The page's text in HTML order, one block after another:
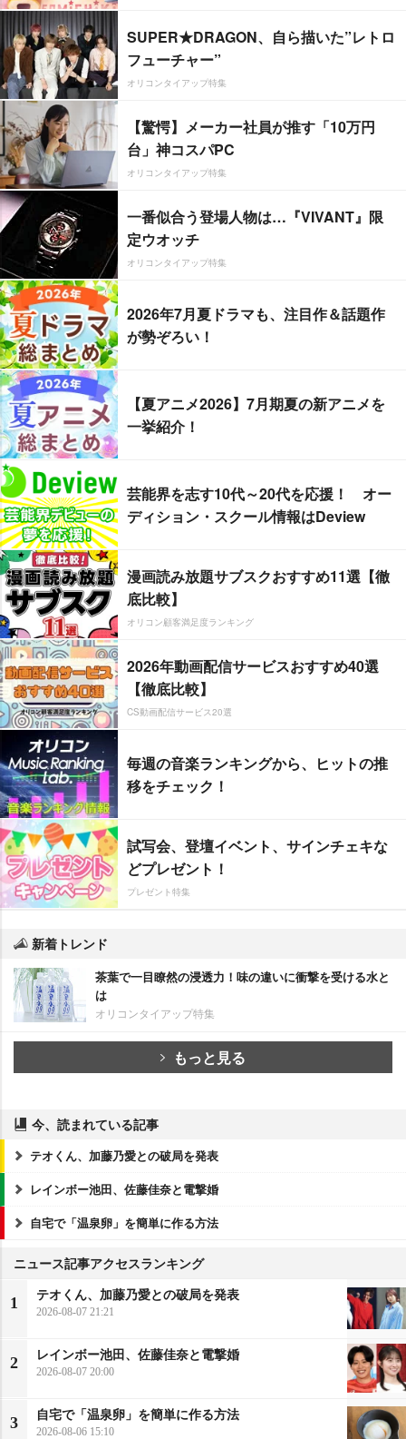
SUPER★DRAGON、自ら描いた”レトロ
フューチャー”
オリコンタイアップ特集
【驚愕】メーカー社員が推す「10万円
台」神コスパPC
オリコンタイアップ特集
一番似合う登場人物は…『VIVANT』限
定ウオッチ
オリコンタイアップ特集
2026年7月夏ドラマも、注目作＆話題作
が勢ぞろい！
【夏アニメ2026】7月期夏の新アニメを
一挙紹介！
芸能界を志す10代～20代を応援！ オー
ディション・スクール情報はDeview
漫画読み放題サブスクおすすめ11選【徹
底比較】
オリコン顧客満足度ランキング
2026年動画配信サービスおすすめ40選
【徹底比較】
CS動画配信サービス20選
毎週の音楽ランキングから、ヒットの推
移をチェック！
試写会、登壇イベント、サインチェキな
どプレゼント！
プレゼント特集
新着トレンド
茶葉で一目瞭然の浸透力！味の違いに衝撃を受ける水と
は
オリコンタイアップ特集
もっと見る
今、読まれている記事
テオくん、加藤乃愛との破局を発表
レインボー池田、佐藤佳奈と電撃婚
自宅で「温泉卵」を簡単に作る方法
ニュース記事アクセスランキング
1
テオくん、加藤乃愛との破局を発表
2026-08-07 21:21
2
レインボー池田、佐藤佳奈と電撃婚
2026-08-07 20:00
3
自宅で「温泉卵」を簡単に作る方法
2026-08-06 15:10